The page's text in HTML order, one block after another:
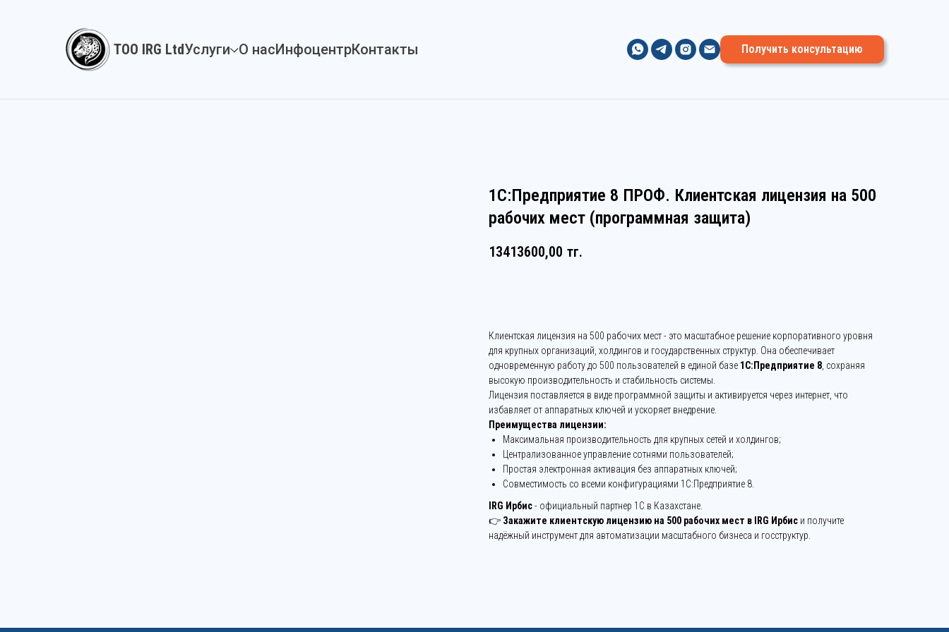
ТОО IRG LtdУслуги О насИнфоцентрКонтакты Получить консультацию
1С:Предприятие 8 ПРОФ. Клиентская лицензия на 500
рабочих мест (программная защита)
13413600,00 тг.
Клиентская лицензия на 500 рабочих мест - это масштабное решение корпоративного уровня
для крупных организаций, холдингов и государственных структур. Она обеспечивает
одновременную работу до 500 пользователей в единой базе 1С:Предприятие 8, сохраняя
высокую производительность и стабильность системы.
Лицензия поставляется в виде программной защиты и активируется через интернет, что
избавляет от аппаратных ключей и ускоряет внедрение.
Преимущества лицензии:
Максимальная производительность для крупных сетей и холдингов;
Централизованное управление сотнями пользователей;
Простая электронная активация без аппаратных ключей;
Совместимость со всеми конфигурациями 1С:Предприятие 8.
IRG Ирбис- официальный партнер 1С в Казахстане.
👉 Закажите клиентскую лицензию на 500 рабочих мест в IRG Ирбис и получите
надёжный инструмент для автоматизации масштабного бизнеса и госструктур.